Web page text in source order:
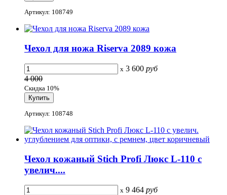
Артикул: 108749
Чехол для ножа Riserva 2089 кожа
x 3 600 руб
4 000
Скидка 10%
Артикул: 108748
Чехол кожаный Stich Profi Люкс L-110 с
увелич....
x 9 464 руб